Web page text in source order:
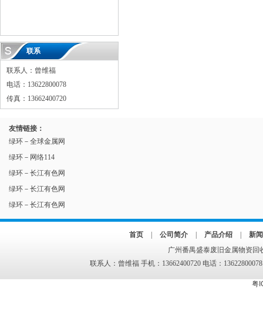
联系
联系人：曾维福
电话：13622800078
传真：13662400720
友情链接：
绿环－全球金属网
绿环－网络114
绿环－长江有色网
绿环－长江有色网
绿环－长江有色网
首页 公司简介 产品介绍
新
广州番禺盛泰废旧金属物资回
联系人：曾维福 手机：13662400720 电话：
粤